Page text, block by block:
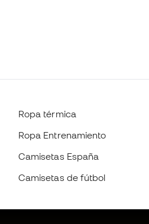
Ropa térmica
Ropa Entrenamiento
Camisetas España
Camisetas de fútbol